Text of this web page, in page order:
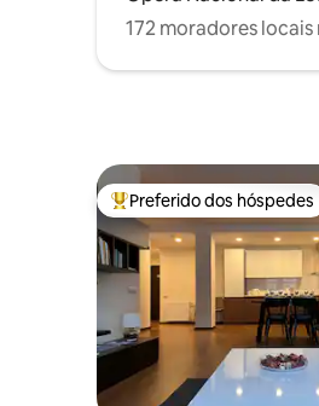
172 moradores
Entre os melhores
Preferido dos hóspedes